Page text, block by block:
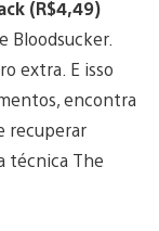
(R$4,49)
Bloodsucker.
extra. E isso
encontra
recuperar
técnica The